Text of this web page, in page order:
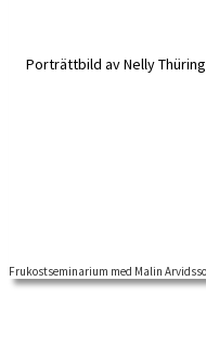
Nelly Thüring var en av de fem
Frukostseminarium med Malin